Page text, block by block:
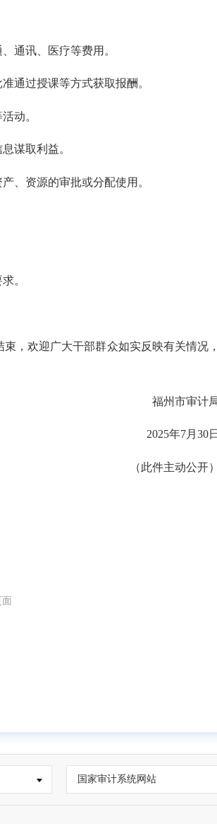
通讯、医疗等费用。
过授课等方式获取报酬。
动。
谋取利益。
资源的审批或分配使用。
。
，欢迎广大干部群众如实反映有关情况
福州市审计
2025年7月30
（此件主动公开
国家审计系统网站